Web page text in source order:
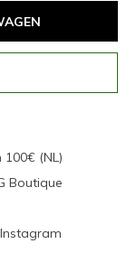
100€ (NL)
Boutique